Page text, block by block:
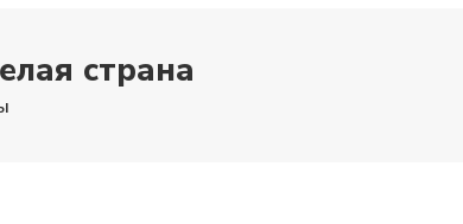
страна